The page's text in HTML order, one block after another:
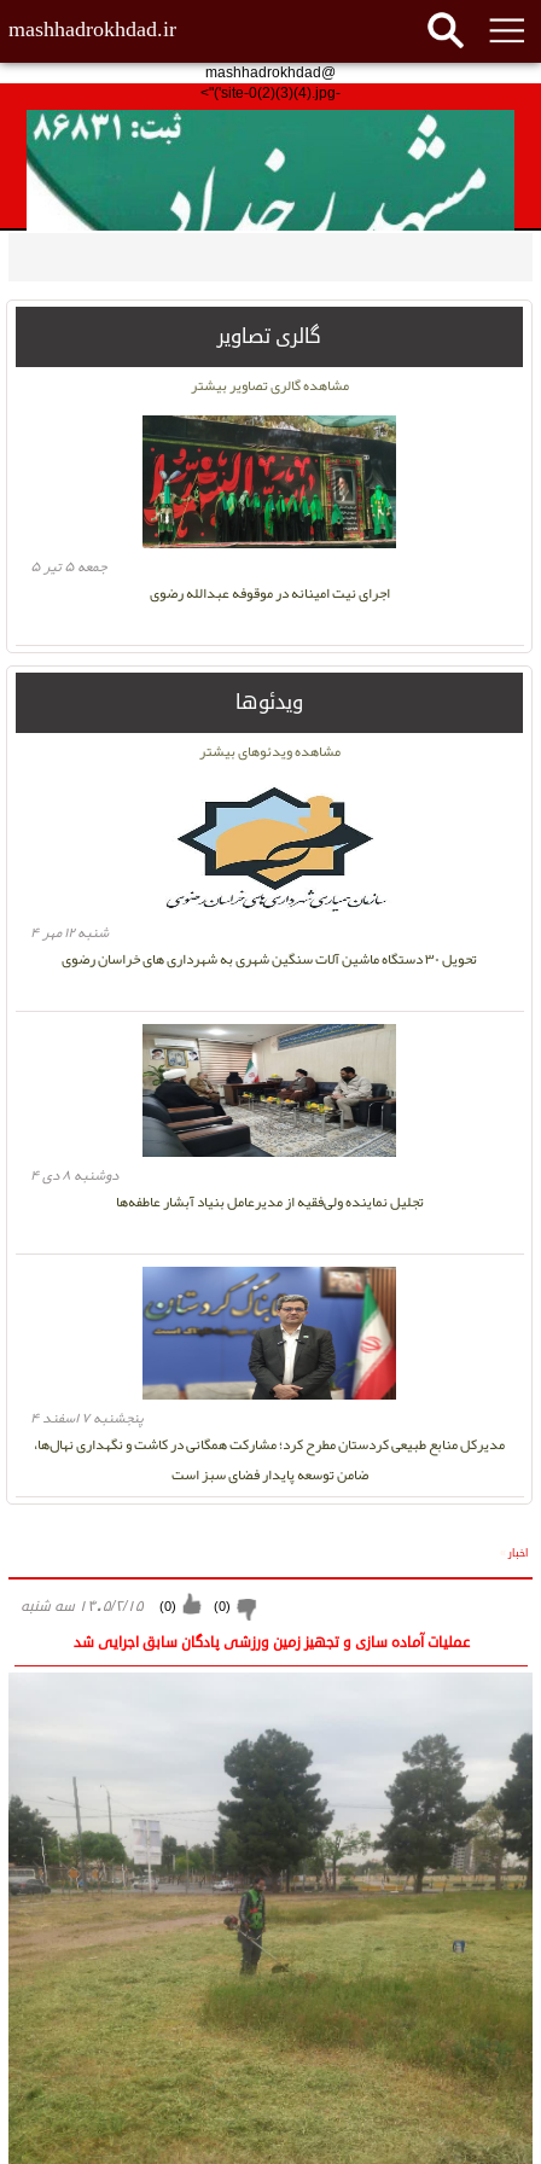
@mashhadrokhdad
mashhadrokhdad.ir
-site-0(2)(3)(4).jpg')">
گالری تصاویر
اجرای نیت امینانه در موقوفه عبدالله رضوی
جمعه ۵ تیر ۵
مشاهده گالری تصاویر بیشتر
ویدئوها
مدیرکل منابع طبیعی کردستان مطرح کرد؛ مشارکت همگانی در کاشت و نگهداری نهال‌ها،
ضامن توسعه پایدار فضای سبز است
پنجشنبه ۷ اسفند ۴
تجلیل نماینده ولی‌فقیه از مدیرعامل بنیاد آبشار عاطفه‌ها
دوشنبه ۸ دی ۴
تحویل ۳۰ دستگاه ماشین آلات سنگین شهری به شهرداری های خراسان رضوی
شنبه ۱۲ مهر ۴
مشاهده ویدئوهای بیشتر
اخبار
۱۴۰۵/۲/۱۵ سه شنبه (
0
) (
0
)
عملیات آماده سازی و تجهیز زمین ورزشی پادگان سابق اجرایی شد